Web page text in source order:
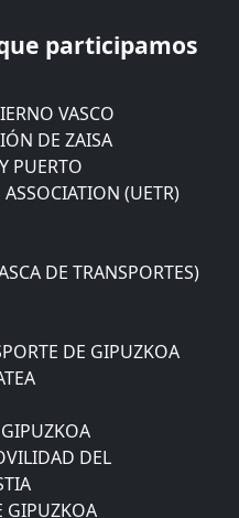
participamos
VASCO
DE ZAISA
PUERTO
(UETR)
DE TRANSPORTES)
DE GIPUZKOA
DEL
GIPUZKOA